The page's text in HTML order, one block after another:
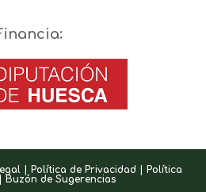
Política de Privacidad
Política
Buzón de Sugerencias